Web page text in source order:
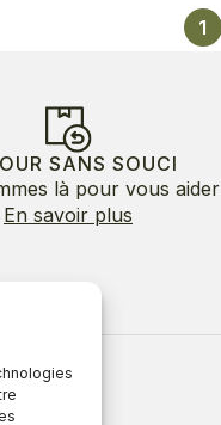
1
SANS SOUCI
là pour vous aider
En savoir plus
nous